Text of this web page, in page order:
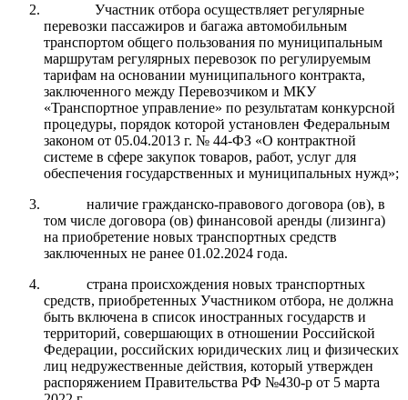
Участник отбора осуществляет регулярные
перевозки пассажиров и багажа автомобильным
транспортом общего пользования по муниципальным
маршрутам регулярных перевозок по регулируемым
тарифам на основании муниципального контракта,
заключенного между Перевозчиком и МКУ
«Транспортное управление» по результатам конкурсной
процедуры, порядок которой установлен Федеральным
законом от 05.04.2013 г. № 44-ФЗ «О контрактной
системе в сфере закупок товаров, работ, услуг для
обеспечения государственных и муниципальных нужд»;
наличие гражданско-правового договора (ов), в
том числе договора (ов) финансовой аренды (лизинга)
на приобретение новых транспортных средств
заключенных не ранее 01.02.2024 года.
страна происхождения новых транспортных
средств, приобретенных Участником отбора, не должна
быть включена в список иностранных государств и
территорий, совершающих в отношении Российской
Федерации, российских юридических лиц и физических
лиц недружественные действия, который утвержден
распоряжением Правительства РФ №430-р от 5 марта